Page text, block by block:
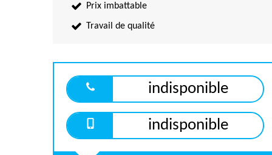
Prix imbattable
Travail de qualité
indisponible
indisponible